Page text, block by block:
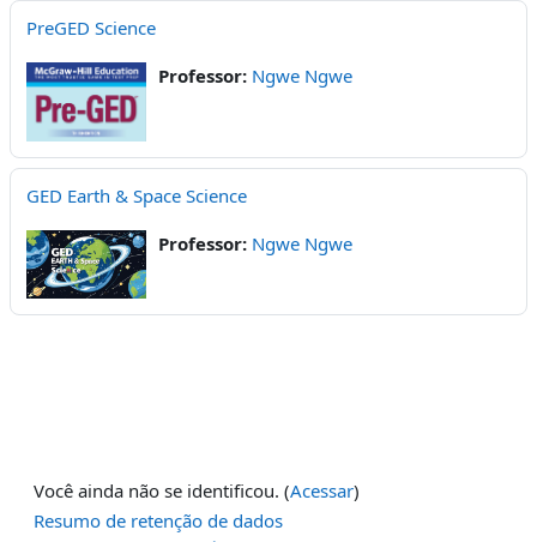
PreGED Science
Professor: Ngwe Ngwe
GED Earth & Space Science
Professor: Ngwe Ngwe
Você ainda não se identificou. (Acessar)
Resumo de retenção de dados